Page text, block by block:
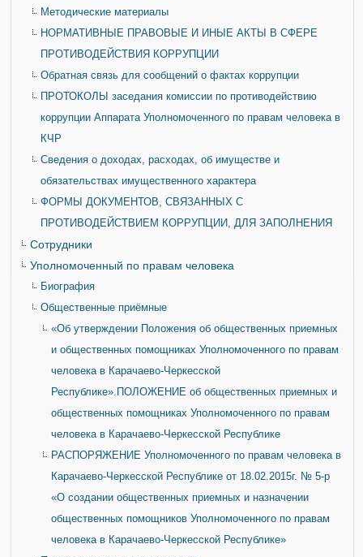
Методические материалы
НОРМАТИВНЫЕ ПРАВОВЫЕ И ИНЫЕ АКТЫ В СФЕРЕ
ПРОТИВОДЕЙСТВИЯ КОРРУПЦИИ
Обратная связь для сообщений о фактах коррупции
ПРОТОКОЛЫ заседания комиссии по противодействию
коррупции Аппарата Уполномоченного по правам человека в
КЧР
Сведения о доходах, расходах, об имуществе и
обязательствах имущественного характера
ФОРМЫ ДОКУМЕНТОВ, СВЯЗАННЫХ С
ПРОТИВОДЕЙСТВИЕМ КОРРУПЦИИ, ДЛЯ ЗАПОЛНЕНИЯ
Сотрудники
Уполномоченный по правам человека
Биография
Общественные приёмные
«Об утверждении Положения об общественных приемных
и общественных помощниках Уполномоченного по правам
человека в Карачаево-Черкесской
Республике».ПОЛОЖЕНИЕ об общественных приемных и
общественных помощниках Уполномоченного по правам
человека в Карачаево-Черкесской Республике
РАСПОРЯЖЕНИЕ Уполномоченного по правам человека в
Карачаево-Черкесской Республике от 18.02.2015г. № 5-р
«О создании общественных приемных и назначении
общественных помощников Уполномоченного по правам
человека в Карачаево-Черкесской Республике»